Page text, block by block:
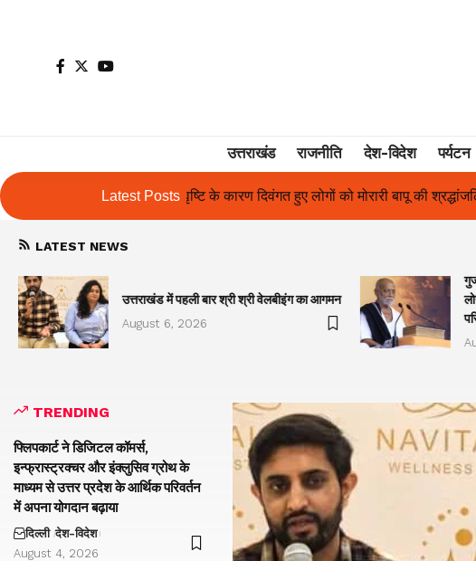
उत्तराखंड राजनीति देश-विदेश पर्यटन
Latest Posts
दिवंगत हुए लोगों को मोरारी बापू की श्रद्धांजलि और उनके परिजनों को सहायता ओलंपस
LATEST NEWS
उत्तराखंड में पहली बार श्री श्री वेलबीइंग का आगमन
August 6, 2026
TRENDING
फ्लिपकार्ट ने डिजिटल कॉमर्स,
इन्फ्रास्ट्रक्चर और इंक्लुसिव ग्रोथ के
माध्यम से उत्तर प्रदेश के आर्थिक परिवर्तन
में अपना योगदान बढ़ाया
दिल्ली देश-विदेश
August 4, 2026